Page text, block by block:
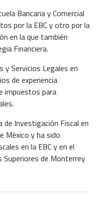
Bancaria y Comercial
por la EBC y otro por la
en la que también
Financiera.
Servicios Legales en
de experiencia
impuestos para
Investigación Fiscal en
México y ha sido
en la EBC y en el
de Monterrey